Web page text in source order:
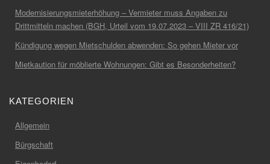
Modernisierungsmieterhöhung – Vermieter muss Angaben zu
Drittmitteln machen (BGH, Urteil vom 19.07.2023 – VIII ZR 416/21)
Kündigung wegen Mietschulden abwenden: So gehen Mieter vor
Mietkaution für möblierte Wohnungen: Gibt es Besonderheiten?
KATEGORIEN
Allgemein
Bürgschaft